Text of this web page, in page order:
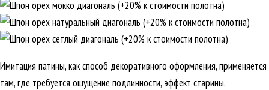
Имитация патины, как способ декоративного оформления, применяется
там, где требуется ощущение подлинности, эффект старины.